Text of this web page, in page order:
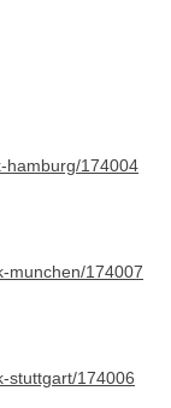
hamburg/174004
munchen/174007
stuttgart/174006